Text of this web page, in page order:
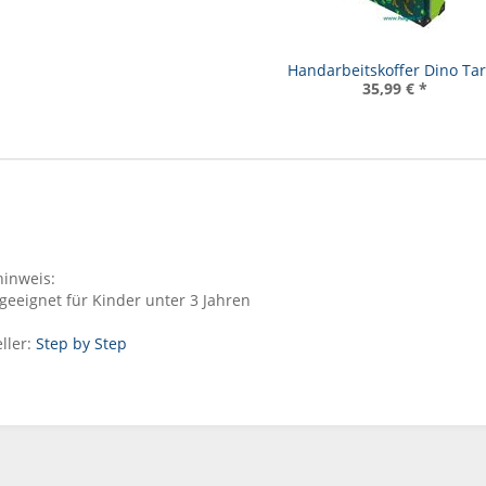
Handarbeitskoffer Dino
35,99 € *
für Kinder unter 3 Jahren
Step by Step